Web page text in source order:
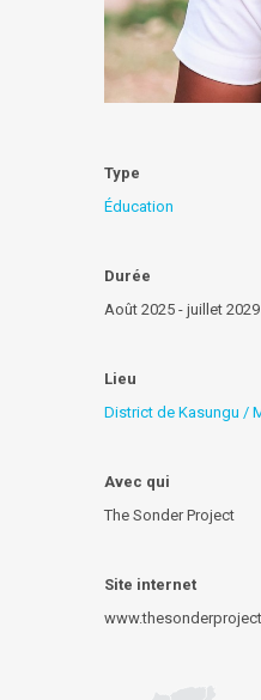
Type
Éducation
Durée
Août 2025 - juillet 2029
Lieu
District de Kasungu /
Avec qui
The Sonder Project
Site internet